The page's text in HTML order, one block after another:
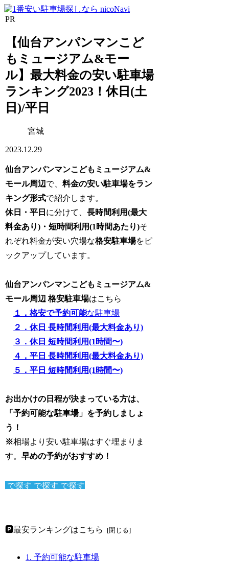
PR
【仙台アンパンマンこど
もミュージアム&モー
ル】最大料金の安い駐車場
ランキング2023！休日(土
日)/平日
宮城
2023.12.29
仙台アンパンマンこどもミュージアム&
モール周辺で、料金の安い駐車場をラン
キング形式で紹介します。
休日・平日 に分けて、長時間利用(最大
料金あり)・短時間利用(1時間あたり)そ
れぞれ料金が安い穴場な格安駐車場をピ
ックアップしています。
仙台アンパンマンこどもミュージアム&
モール周辺 格安駐車場はこちら
１．格安で予約可能な駐車場
２．休日 長時間利用(最大料金あり)
３．休日 短時間利用(1時間〜)
４．平日 長時間利用(最大料金あり)
５．平日 短時間利用(1時間〜)
お出かけの日程が決まっている方は、
「予約可能な駐車場」を予約しましょ
う！
※相場より安い駐車場はすぐ埋まりま
す。早めの予約がおすすめ！
で探す で探す で探す
🅿️最安ランキングはこちら
1. 予約可能な駐車場